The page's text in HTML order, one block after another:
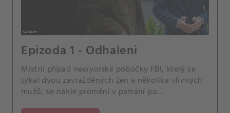
Epizoda 1 - Odhaleni
Místní případ newyorské pobočky FBI, který se
týkal dvou zavražděných žen a několika vlivných
mužů, se náhle promění v pátrání po